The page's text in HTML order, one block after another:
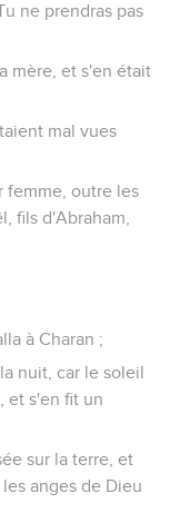
ne prendras pas
mère, et s'en était
mal vues
femme, outre les
fils d'Abraham,
à Charan ;
nuit, car le soleil
et s'en fit un
sur la terre, et
anges de Dieu